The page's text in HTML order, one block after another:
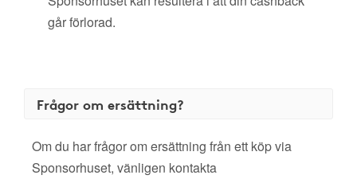
går förlorad.
Frågor om ersättning?
Om du har frågor om ersättning från ett köp via
Sponsorhuset, vänligen kontakta